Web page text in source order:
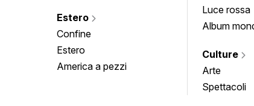
Estero
Confine
Estero
America a pezzi
Luce rossa
Album
Culture
Arte
Spettacoli